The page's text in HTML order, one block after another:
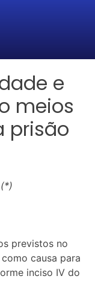
e
meios
prisão
(*)
previstos no
causa para
inciso IV do